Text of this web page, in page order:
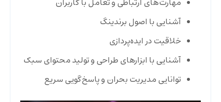
مهارت‌های ارتباطی و تعامل با کاربران
آشنایی با اصول برندینگ
خلاقیت در ایده‌پردازی
آشنایی با ابزارهای طراحی و تولید محتوای سبک
توانایی مدیریت بحران و پاسخ‌گویی سریع